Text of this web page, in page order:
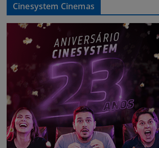
Cinesystem Cinemas